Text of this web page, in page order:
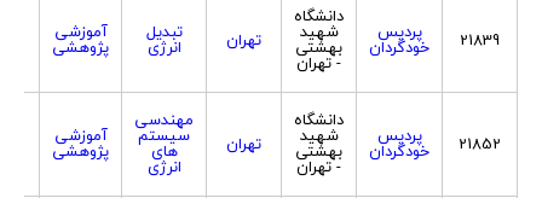
21839 پردیس
خودگردان
دانشگاه
شهید
بهشتی
- تهران
تهران تبدیل
انرژی
آموزشی
پژوهشی
21852 پردیس
خودگردان
دانشگاه
شهید
بهشتی
- تهران
تهران
مهندسی
سیستم
های
انرژی
آموزشی
پژوهشی